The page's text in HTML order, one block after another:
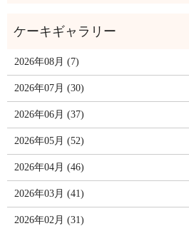
2026年08月 (7)
2026年07月 (30)
2026年06月 (37)
2026年05月 (52)
2026年04月 (46)
2026年03月 (41)
2026年02月 (31)